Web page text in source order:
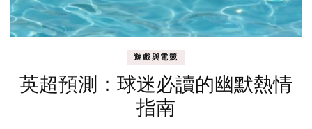
遊戲與電競
英超預測：球迷必讀的幽默熱情
指南